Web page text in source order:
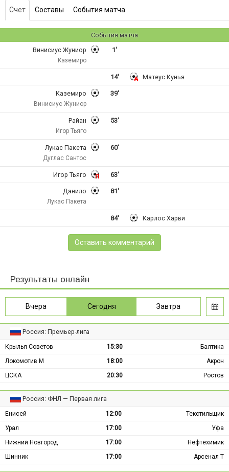
Счет Составы События матча
События матча
1'
Винисиус Жуниор
Каземиро
14' Матеус Кунья
39'
Каземиро
Винисиус Жуниор
53'
Райан
Игор Тьяго
60'
Лукас Пакета
Дуглас Сантос
63'
Игор Тьяго
81'
Данило
Лукас Пакета
84' Карлос Харви
Оставить комментарий
Результаты онлайн
Вчера Сегодня Завтра
Россия: Премьер-лига
Крылья Советов 15:30
Балтика
Локомотив М
18:00
Акрон
ЦСКА
20:30 Ростов
Россия: ФНЛ — Первая лига
Енисей 12:00
Текстильщик
Урал
17:00
Уфа
Нижний Новгород
17:00
Нефтехимик
Шинник
17:00 Арсенал Т